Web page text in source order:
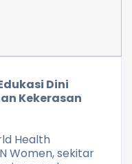
Dini
Kekerasan
Health
Women, sekitar